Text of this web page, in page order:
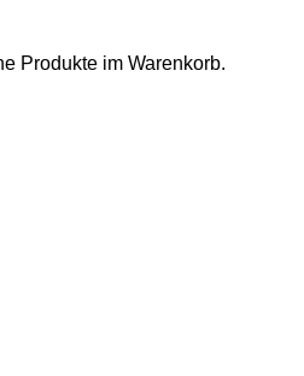
Produkte im Warenkorb.